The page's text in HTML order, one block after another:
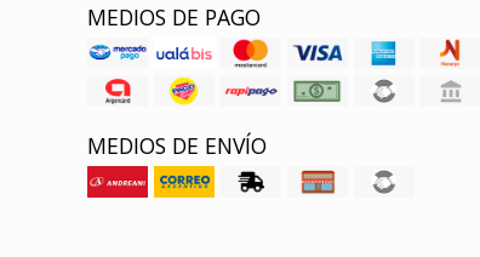
MEDIOS DE PAGO
MEDIOS DE ENVÍO